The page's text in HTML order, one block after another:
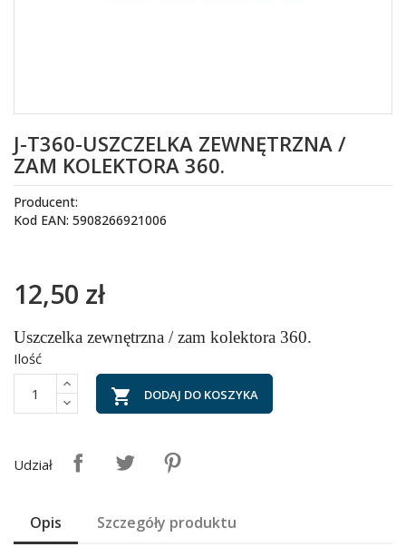
J-T360-USZCZELKA ZEWNĘTRZNA /
ZAM KOLEKTORA 360.
Producent:
Kod EAN: 5908266921006
12,50 zł
Uszczelka zewnętrzna / zam kolektora 360.
Ilość
 DODAJ DO KOSZYKA
Udział
Opis Szczegóły produktu